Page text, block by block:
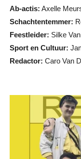
Ab-actis: Axelle
Schachtentemmer:
Feestleider: Silke
Sport en Cultuur:
Redactor: Caro Van